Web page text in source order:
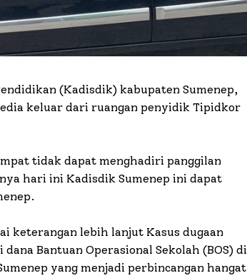
(Kadisdik) kabupaten Sumenep,
keluar dari ruangan penyidik Tipidkor
tidak dapat menghadiri panggilan
hari ini Kadisdik Sumenep ini dapat
keterangan lebih lanjut Kasus dugaan
Bantuan Operasional Sekolah (BOS) di
yang menjadi perbincangan hangat